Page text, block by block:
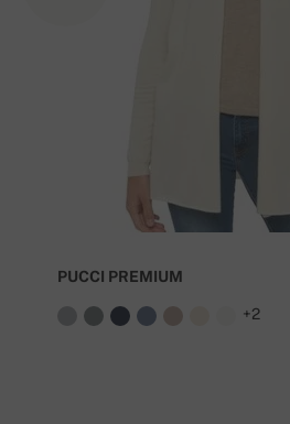
PUCCI PREMIUM
+2